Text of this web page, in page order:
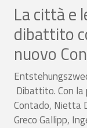
La città e
dibattito
nuovo
Dibattito. Con la
Contado, Nietta
Greco Gallipp,